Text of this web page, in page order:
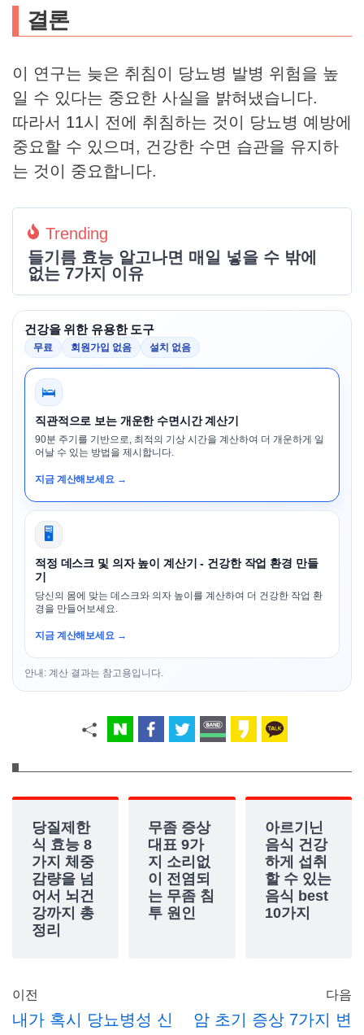
결론
이 연구는 늦은 취침이 당뇨병 발병 위험을 높
일 수 있다는 중요한 사실을 밝혀냈습니다.
따라서 11시 전에 취침하는 것이 당뇨병 예방에
중요할 수 있으며, 건강한 수면 습관을 유지하
는 것이 중요합니다.
Trending
들기름 효능 알고나면 매일 넣을 수 밖에
없는 7가지 이유
건강을 위한 유용한 도구
무료 회원가입 없음 설치 없음
🛌
직관적으로 보는 개운한 수면시간 계산기
90분 주기를 기반으로, 최적의 기상 시간을 계산하여 더 개운하게 일
어날 수 있는 방법을 제시합니다.
지금 계산해보세요 →
🖥️
적정 데스크 및 의자 높이 계산기 - 건강한 작업 환경 만들
기
당신의 몸에 맞는 데스크와 의자 높이를 계산하여 더 건강한 작업 환
경을 만들어보세요.
지금 계산해보세요 →
안내: 계산 결과는 참고용입니다.
당질제한
식 효능 8
가지 체중
감량을 넘
어서 뇌건
강까지 총
정리
무좀 증상
대표 9가
지 소리없
이 전염되
는 무좀 침
투 원인
아르기닌
음식 건강
하게 섭취
할 수 있는
음식 best
10가지
이전
내가 혹시 당뇨병성 신
다음
암 초기 증상 7가지 변